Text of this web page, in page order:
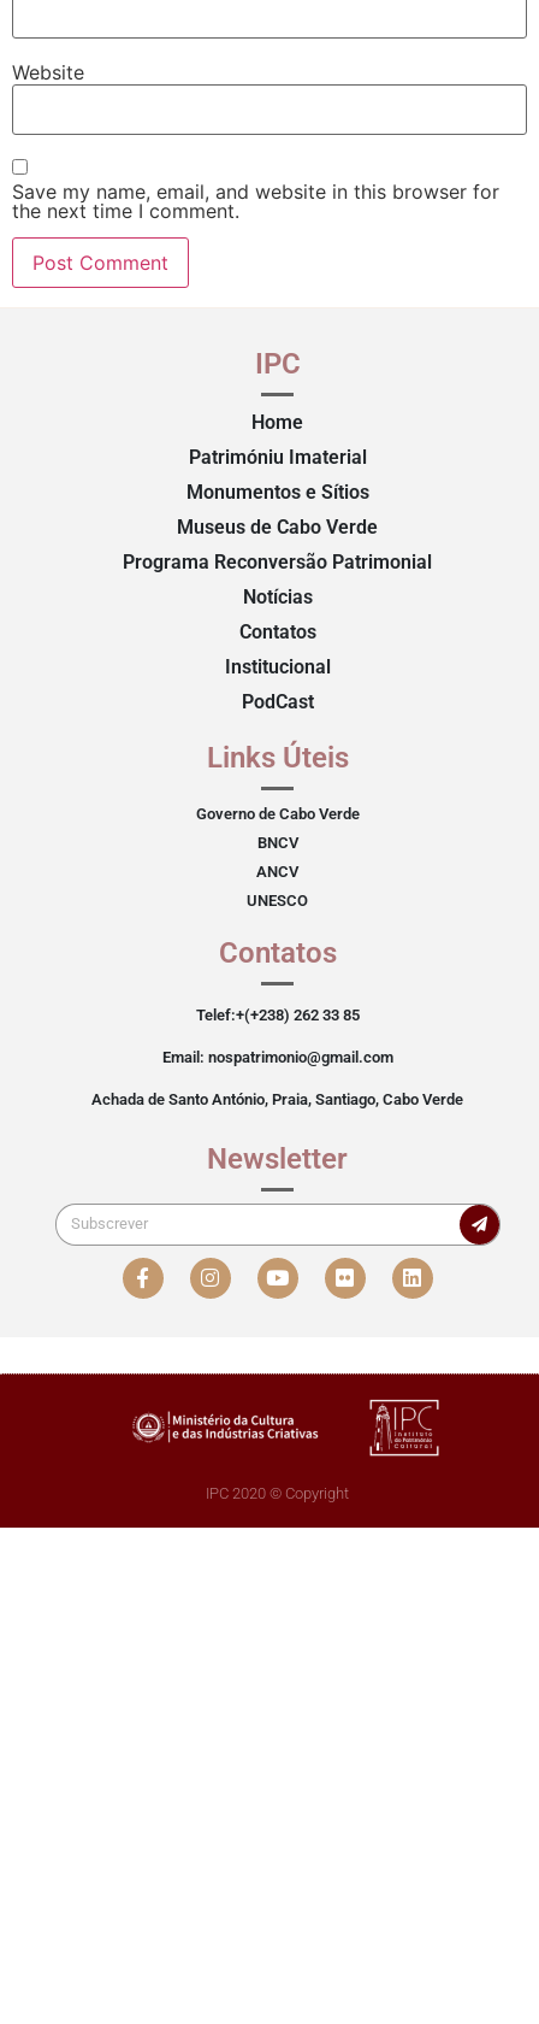
Website
Save my name, email, and website in this browser for
the next time I comment.
IPC
Home
Patrimóniu Imaterial
Monumentos e Sítios
Museus de Cabo Verde
Programa Reconversão Patrimonial
Notícias
Contatos
Institucional
PodCast
Links Úteis
Governo de Cabo Verde
BNCV
ANCV
UNESCO
Contatos
Telef:+(+238) 262 33 85
Email: nospatrimonio@gmail.com
Achada de Santo António, Praia, Santiago, Cabo Verde
Newsletter
IPC 2020 © Copyright